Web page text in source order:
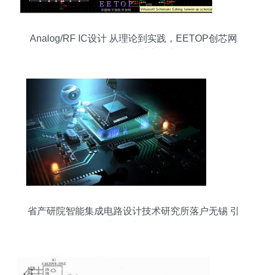
Analog/RF IC设计 从理论到实践，EETOP创芯网
省产研院智能集成电路设计技术研究所落户无锡 引